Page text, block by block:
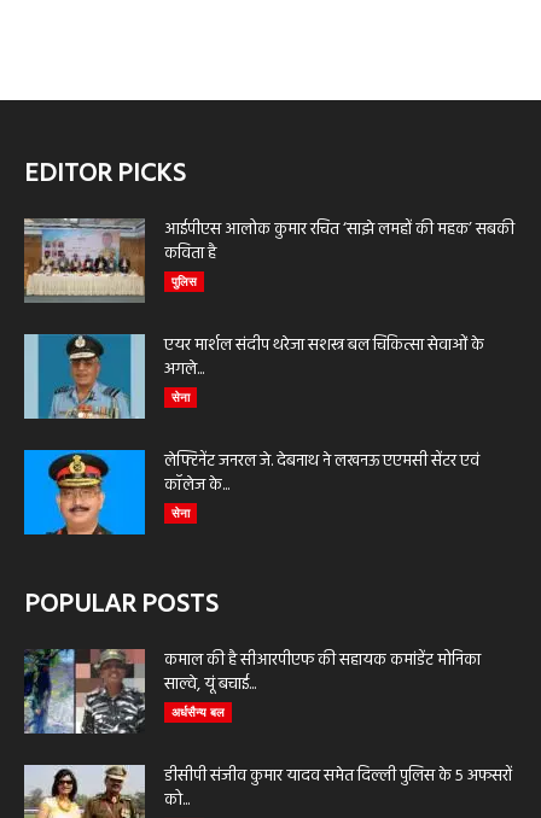
EDITOR PICKS
आईपीएस आलोक कुमार रचित ‘साझे लमहों की महक’ सबकी
कविता है
पुलिस
एयर मार्शल संदीप थरेजा सशस्त्र बल चिकित्सा सेवाओं के
अगले...
सेना
लेफ्टिनेंट जनरल जे. देबनाथ ने लखनऊ एएमसी सेंटर एवं
कॉलेज के...
सेना
POPULAR POSTS
कमाल की है सीआरपीएफ की सहायक कमांडेंट मोनिका
साल्वे, यूं बचाई...
अर्धसैन्य बल
डीसीपी संजीव कुमार यादव समेत दिल्ली पुलिस के 5 अफसरों
को...